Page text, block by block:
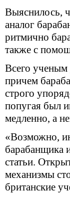
Выяснилось,
аналог
ритмично
также с
Всего ученым
причем
строго
попугая был
медленно, а
«Возможно,
барабанщика
статьи.
механизмы
британские